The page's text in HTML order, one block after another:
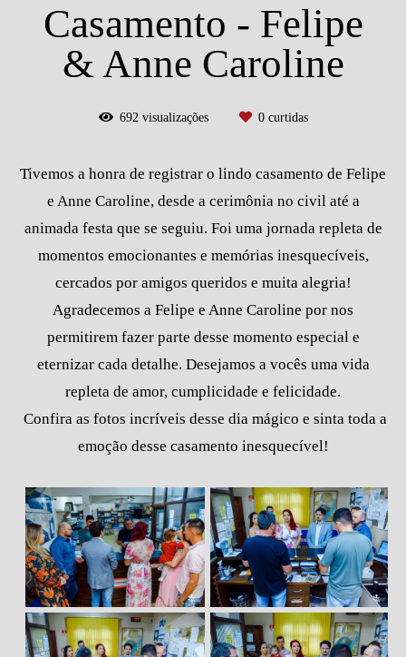
Casamento - Felipe
& Anne Caroline
692visualizações 0curtidas
Tivemos a honra de registrar o lindo casamento de Felipe
e Anne Caroline, desde a cerimônia no civil até a
animada festa que se seguiu. Foi uma jornada repleta de
momentos emocionantes e memórias inesquecíveis,
cercados por amigos queridos e muita alegria!
Agradecemos a Felipe e Anne Caroline por nos
permitirem fazer parte desse momento especial e
eternizar cada detalhe. Desejamos a vocês uma vida
repleta de amor, cumplicidade e felicidade.
Confira as fotos incríveis desse dia mágico e sinta toda a
emoção desse casamento inesquecível!